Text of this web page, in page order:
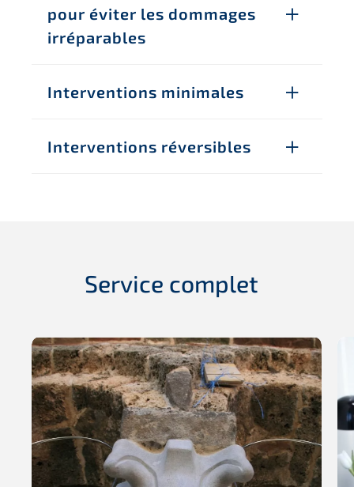
pour éviter les dommages
irréparables
Interventions minimales
Interventions réversibles
Service complet